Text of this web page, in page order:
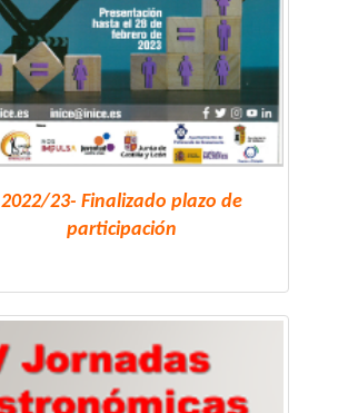
2022/23- Finalizado plazo de
participación